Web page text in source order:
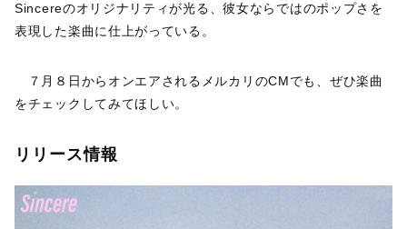
Sincereのオリジナリティが光る、彼女ならではのポップさを
表現した楽曲に仕上がっている。
７月８日からオンエアされるメルカリのCMでも、ぜひ楽曲
をチェックしてみてほしい。
リリース情報